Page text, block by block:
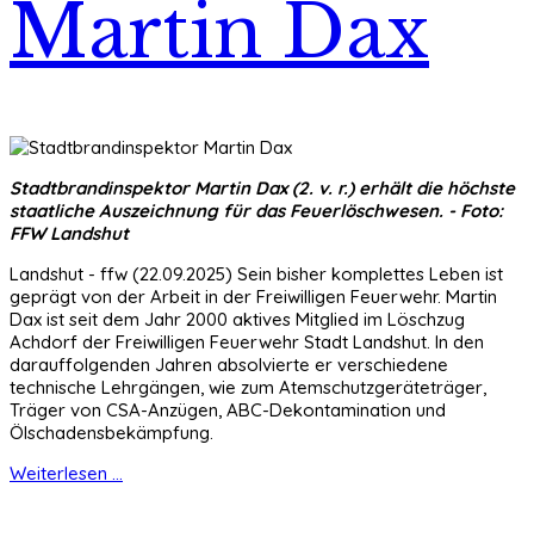
Martin Dax
Stadtbrandinspektor Martin Dax (2. v. r.) erhält die höchste
staatliche Auszeichnung für das Feuerlöschwesen. - Foto:
FFW Landshut
Landshut - ffw (22.09.2025) Sein bisher komplettes Leben ist
geprägt von der Arbeit in der Freiwilligen Feuerwehr. Martin
Dax ist seit dem Jahr 2000 aktives Mitglied im Löschzug
Achdorf der Freiwilligen Feuerwehr Stadt Landshut. In den
darauffolgenden Jahren absolvierte er verschiedene
technische Lehrgängen, wie zum Atemschutzgeräteträger,
Träger von CSA-Anzügen, ABC-Dekontamination und
Ölschadensbekämpfung.
Weiterlesen ...